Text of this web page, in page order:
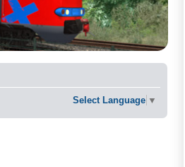
Select Language ▼